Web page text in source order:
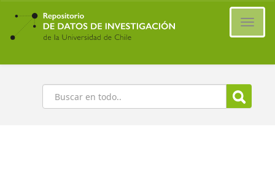
Ir
contenido
principal
Buscar